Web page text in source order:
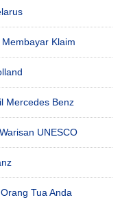
Klaim
Mercedes Benz
UNESCO
Tua Anda